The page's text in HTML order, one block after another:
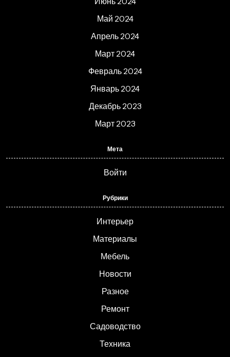
Май 2024
Апрель 2024
Март 2024
Февраль 2024
Январь 2024
Декабрь 2023
Март 2023
Мета
Войти
Рубрики
Интерьер
Материалы
Мебель
Новости
Разное
Ремонт
Садоводство
Техника